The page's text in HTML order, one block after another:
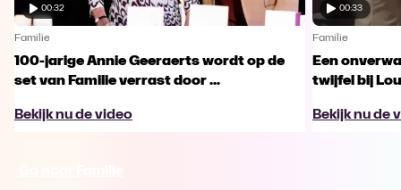
00:32
Familie
100-jarige Annie Geeraerts wordt op de
set van Familie verrast door ...
Bekijk nu de video
00:33
Familie
Een
twijfel bij
Bekijk nu de